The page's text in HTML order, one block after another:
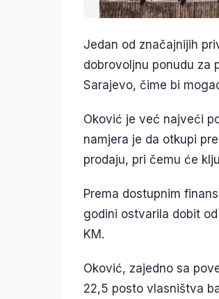
Jedan od značajnijih
dobrovoljnu ponudu za
Sarajevo, čime bi
Oković je već najveći
namjera je da otkupi
prodaju, pri čemu će
Prema dostupnim
godini ostvarila dobit
KM.
Oković, zajedno sa
22,5 posto vlasništva